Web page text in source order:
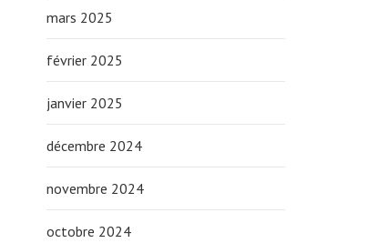
mars 2025
février 2025
janvier 2025
décembre 2024
novembre 2024
octobre 2024